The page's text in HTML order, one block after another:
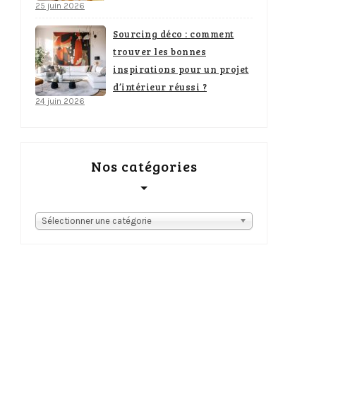
25 juin 2026
Sourcing déco : comment
trouver les bonnes
inspirations pour un projet
d’intérieur réussi ?
24 juin 2026
Nos catégories
Sélectionner une catégorie